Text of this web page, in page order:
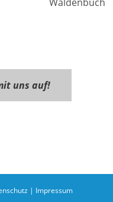
uns auf!
| Impressum